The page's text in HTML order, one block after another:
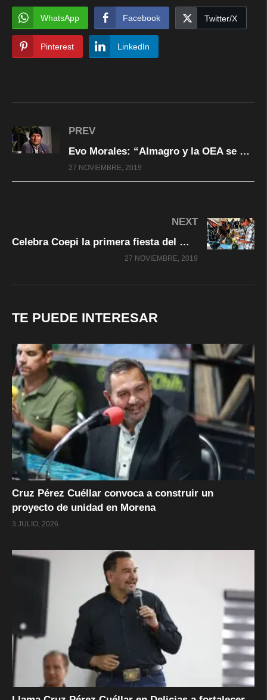
WhatsApp Facebook Twitter/X
Pinterest LinkedIn
PREV
Evo Morales: “Almagro y la OEA se mancharon con la sangre del pueblo boliviano”
27 NOVIEMBRE, 2019
NEXT
Celebra Coepi la primera fiesta del maíz en comunidad ódami de Guadalupe y Calvo
27 NOVIEMBRE, 2019
TE PUEDE INTERESAR
Cruz Pérez Cuéllar convoca a construir un
proyecto de unidad en Morena
3 JULIO, 2026